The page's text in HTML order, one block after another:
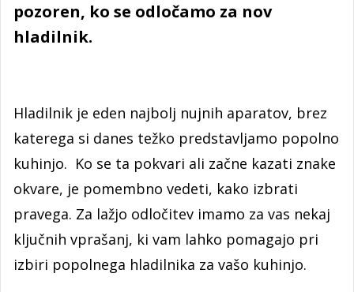
pozoren, ko se odločamo za nov
hladilnik.
Hladilnik je eden najbolj nujnih aparatov, brez
katerega si danes težko predstavljamo popolno
kuhinjo. Ko se ta pokvari ali začne kazati znake
okvare, je pomembno vedeti, kako izbrati
pravega. Za lažjo odločitev imamo za vas nekaj
ključnih vprašanj, ki vam lahko pomagajo pri
izbiri popolnega hladilnika za vašo kuhinjo.